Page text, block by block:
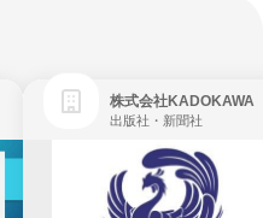
株式会社KADOKAWA
出版社・新聞社